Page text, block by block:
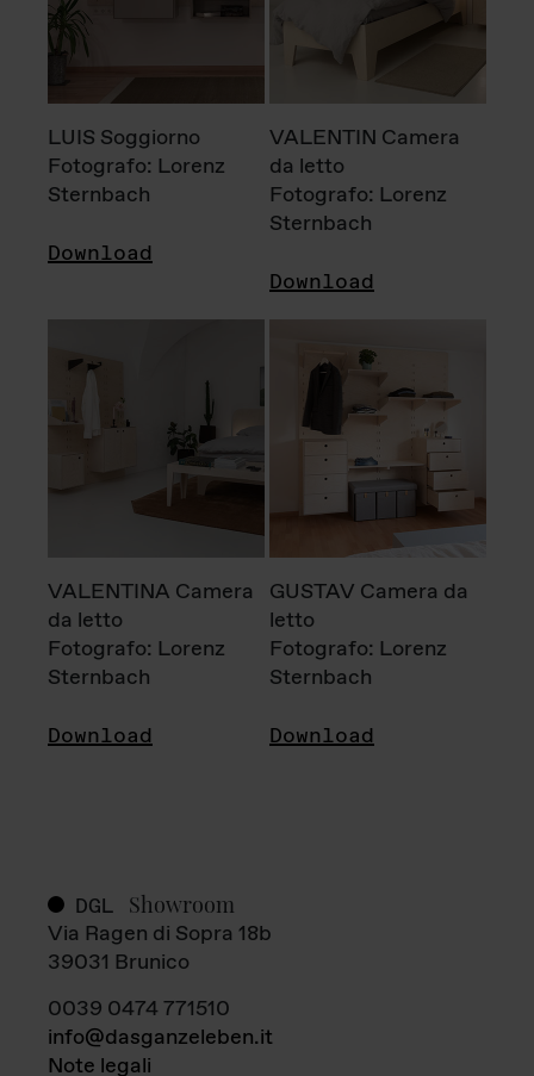
LUIS Soggiorno
Fotografo: Lorenz
Sternbach
Download
VALENTIN Camera
da letto
Fotografo: Lorenz
Sternbach
Download
VALENTINA Camera
da letto
Fotografo: Lorenz
Sternbach
Download
GUSTAV Camera da
letto
Fotografo: Lorenz
Sternbach
Download
DGL Showroom
Via Ragen di Sopra 18b
39031 Brunico
0039 0474 771510
info@dasganzeleben.it
Note legali